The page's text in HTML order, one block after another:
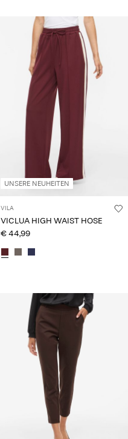
UNSERE NEUHEITEN
VILA
VICLUA HIGH WAIST HOSE
€ 44,99